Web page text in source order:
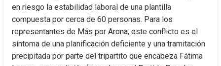
en riesgo la estabilidad laboral de una plantilla
compuesta por cerca de 60 personas. Para los
representantes de Más por Arona, este conflicto es el
síntoma de una planificación deficiente y una tramitación
precipitada por parte del tripartito que encabeza Fátima